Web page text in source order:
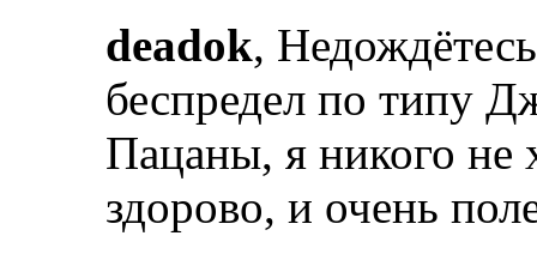
deadok,
беспредел по типу
Пацаны, я никого не
здорово, и очень